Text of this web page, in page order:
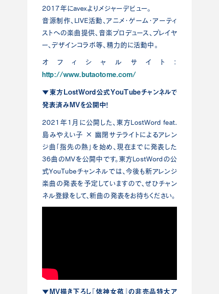
2017年にavexよりメジャーデビュー。
音源制作、LIVE活動、アニメ・ゲーム・アーティ
ストへの楽曲提供、音楽プロデュース、プレイヤ
ー、デザインコラボ等、精力的に活動中。
オフィシャルサイト：
http://www.butaotome.com/
▼東方LostWord公式YouTubeチャンネルで
発表済みMVを公開中！
2021年1月に公開した、東方LostWord feat.
島みやえい子 × 幽閉サテライトによるアレン
ジ曲「指先の熱」を始め、現在までに発表した
36曲のMVを公開中です。東方LostWordの公
式YouTubeチャンネルでは、今後も新アレンジ
楽曲の発表を予定していますので、ぜひチャン
ネル登録をして、新曲の発表をお待ちください。
▼MV描き下ろし『依神女苑』の非売品特大ア